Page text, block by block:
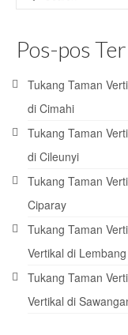
for:
Pos-pos
Tukang Taman
di Cimahi
Tukang Taman
di Cileunyi
Tukang Taman
Ciparay
Tukang Taman
Vertikal di Lembang
Tukang Taman
Vertikal di